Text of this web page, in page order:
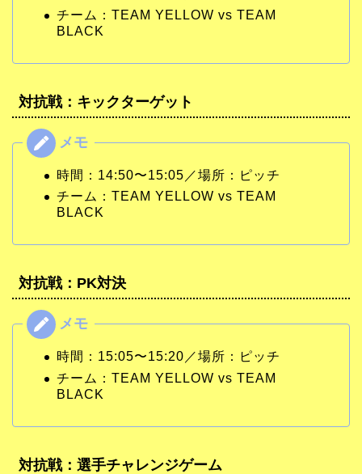
チーム：TEAM YELLOW vs TEAM
BLACK
対抗戦：キックターゲット
時間：14:50〜15:05／場所：ピッチ
チーム：TEAM YELLOW vs TEAM
BLACK
対抗戦：PK対決
時間：15:05〜15:20／場所：ピッチ
チーム：TEAM YELLOW vs TEAM
BLACK
対抗戦：選手チャレンジゲーム